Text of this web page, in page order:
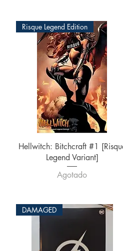
Vista rápida
Risque Legend Edition
Hellwitch: Bitchcraft #1
Legend Variant]
Agotado
DAMAGED